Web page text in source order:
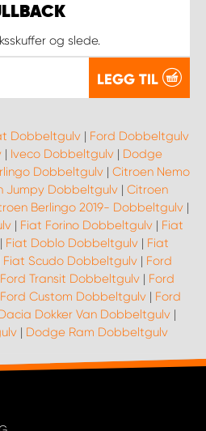
og slede.
LEGG TIL
Dobbeltgulv| Ford Dobbeltgulv
| Iveco Dobbeltgulv| Dodge
Dobbeltgulv| Citroen Nemo
Jumpy Dobbeltgulv| Citroen
Berlingo 2019- Dobbeltgulv |
| Fiat Forino Dobbeltgulv | Fiat
| Fiat Doblo Dobbeltgulv | Fiat
Fiat Scudo Dobbeltgulv| Ford
Ford Transit Dobbeltgulv| Ford
Ford Custom Dobbeltgulv| Ford
Dokker Van Dobbeltgulv|
| Dodge Ram Dobbeltgulv